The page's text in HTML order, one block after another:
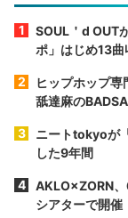
SOUL＇d OUT
ポ」はじめ13曲
ヒップホップ
舐達麻の
ニートtokyoが
した9年間
AKLO×ZORN
シアターで開催